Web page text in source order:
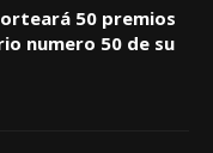
50 premios
numero 50 de su